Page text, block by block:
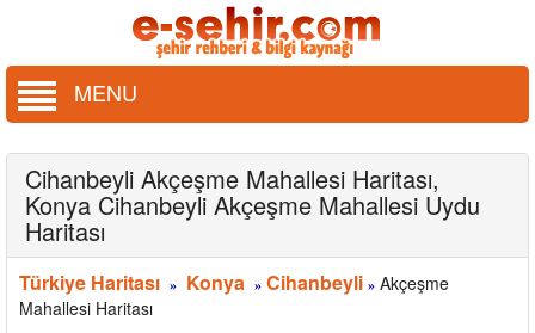
MENU
Cihanbeyli Akçeşme Mahallesi Haritası,
Konya Cihanbeyli Akçeşme Mahallesi Uydu
Haritası
Türkiye Haritası » Konya » Cihanbeyli » Akçeşme
Mahallesi Haritası